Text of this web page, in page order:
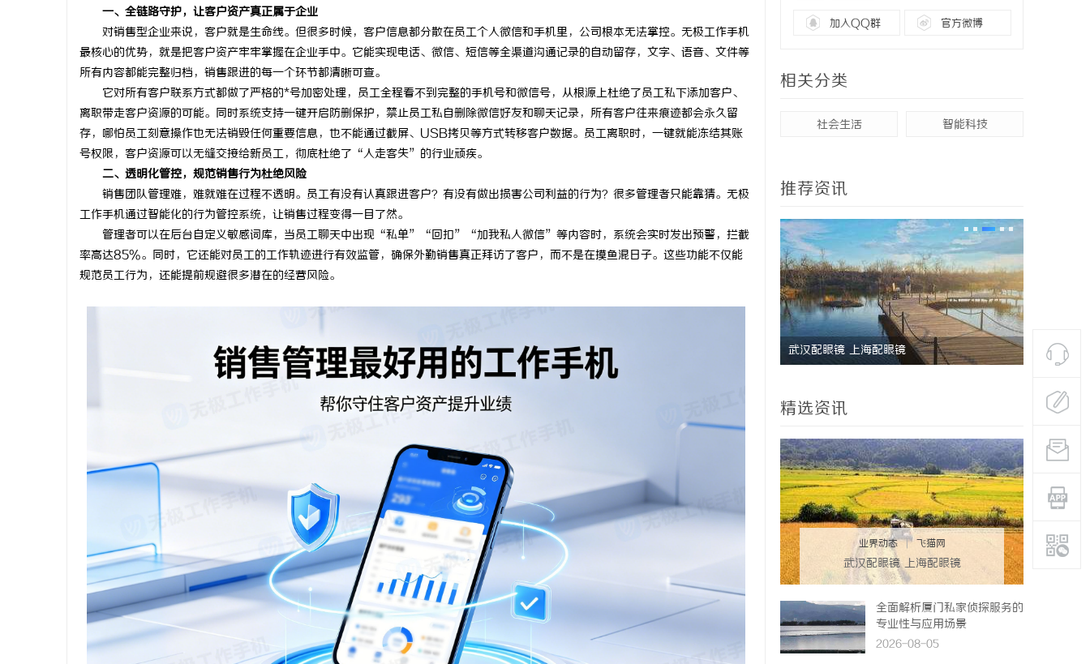
一、 全链路守护，让客户资产真正属于企业
对销售型企业来说，客户就是生命线。但很多时候，客户信息都分散在员工个人微信和手机里，公司根本无法掌控。无极工作手机
最核心的优势，就是把客户资产牢牢掌握在企业手中。它能实现电话、微信、短信等全渠道沟通记录的自动留存，文字、语音、文件等
所有内容都能完整归档，销售跟进的每一个环节都清晰可查。
它对所有客户联系方式都做了严格的*号加密处理，员工全程看不到完整的手机号和微信号，从根源上杜绝了员工私下添加客户、
离职带走客户资源的可能。同时系统支持一键开启防删保护，禁止员工私自删除微信好友和聊天记录，所有客户往来痕迹都会永久留
存，哪怕员工刻意操作也无法销毁任何重要信息，也不能通过截屏、USB拷贝等方式转移客户数据。员工离职时，一键就能冻结其账
号权限，客户资源可以无缝交接给新员工，彻底杜绝了“人走客失”的行业顽疾。
二、 透明化管控，规范销售行为杜绝风险
销售团队管理难，难就难在过程不透明。员工有没有认真跟进客户？有没有做出损害公司利益的行为？很多管理者只能靠猜。无极
工作手机通过智能化的行为管控系统，让销售过程变得一目了然。
管理者可以在后台自定义敏感词库，当员工聊天中出现“私单”“回扣”“加我私人微信”等内容时，系统会实时发出预警，拦截
率高达85%。同时，它还能对员工的工作轨迹进行有效监管，确保外勤销售真正拜访了客户，而不是在摸鱼混日子。这些功能不仅能
规范员工行为，还能提前规避很多潜在的经营风险。
加入QQ群 官方微博
相关分类
社会生活 智能科技
推荐资讯
厦门私家侦探：揭秘现代城市的隐秘守护者 深入了解乌鲁木齐私人侦探服务的专业性与应
用领域
武汉配眼镜 上海配眼镜 国际品牌
精选资讯
业界动态 | 飞猫网
武汉配眼镜 上海配眼镜
全面解析厦门私家侦探服务的
专业性与应用场景
2026-08-05